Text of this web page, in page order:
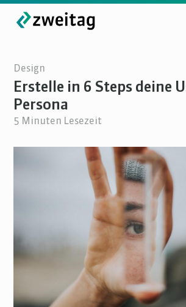
Design
Erstelle in 6 Steps deine
Persona
5 Minuten Lesezeit